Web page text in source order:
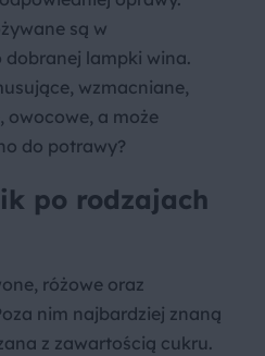
są w
lampki wina.
wzmacniane,
owocowe, a może
do potrawy?
po rodzajach
różowe oraz
nim najbardziej znaną
z zawartością cukru.